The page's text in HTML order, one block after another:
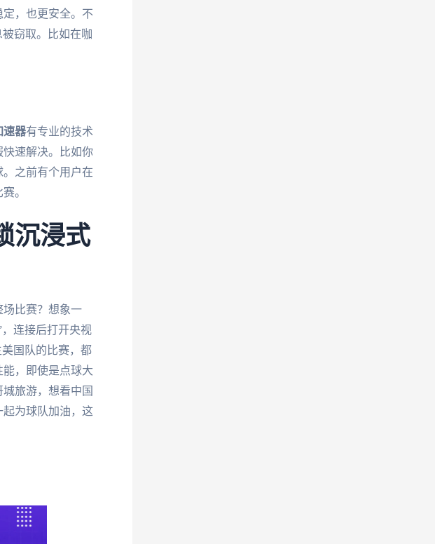
，也更安全。不
窃取。比如在咖
速器有专业的技术
速解决。比如你
之前有个用户在
。
沉浸式
场比赛？想象一
连接后打开央视
国队的比赛，都
能，即使是点球大
旅游，想看中国
为球队加油，这